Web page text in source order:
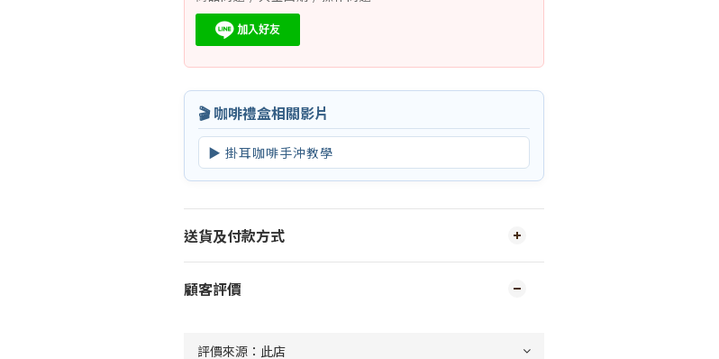
🎬 咖啡禮盒相關影片
▶ 掛耳咖啡手沖教學
送貨及付款方式
顧客評價